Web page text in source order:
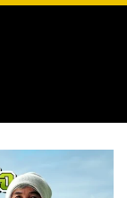
expect that